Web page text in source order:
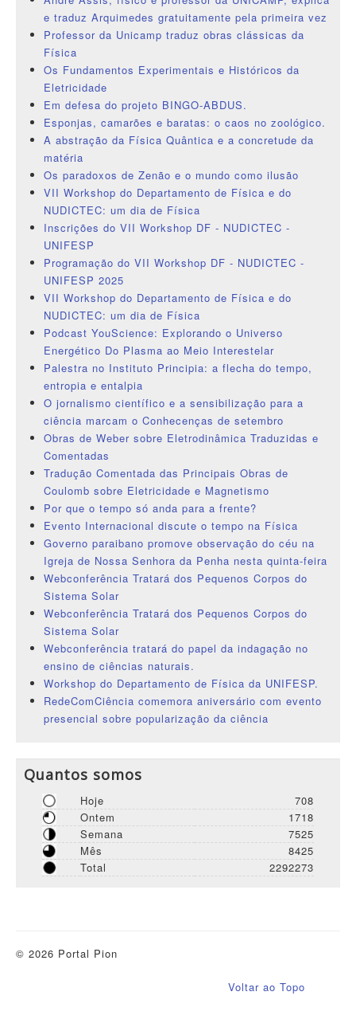
e traduz Arquimedes gratuitamente pela primeira vez
Professor da Unicamp traduz obras clássicas da
Física
Os Fundamentos Experimentais e Históricos da
Eletricidade
Em defesa do projeto BINGO-ABDUS.
Esponjas, camarões e baratas: o caos no zoológico.
A abstração da Física Quântica e a concretude da
matéria
Os paradoxos de Zenão e o mundo como ilusão
VII Workshop do Departamento de Física e do
NUDICTEC: um dia de Física
Inscrições do VII Workshop DF - NUDICTEC -
UNIFESP
Programação do VII Workshop DF - NUDICTEC -
UNIFESP 2025
VII Workshop do Departamento de Física e do
NUDICTEC: um dia de Física
Podcast YouScience: Explorando o Universo
Energético Do Plasma ao Meio Interestelar
Palestra no Instituto Principia: a flecha do tempo,
entropia e entalpia
O jornalismo científico e a sensibilização para a
ciência marcam o Conhecenças de setembro
Obras de Weber sobre Eletrodinâmica Traduzidas e
Comentadas
Tradução Comentada das Principais Obras de
Coulomb sobre Eletricidade e Magnetismo
Por que o tempo só anda para a frente?
Evento Internacional discute o tempo na Física
Governo paraibano promove observação do céu na
Igreja de Nossa Senhora da Penha nesta quinta-feira
Webconferência Tratará dos Pequenos Corpos do
Sistema Solar
Webconferência Tratará dos Pequenos Corpos do
Sistema Solar
Webconferência tratará do papel da indagação no
ensino de ciências naturais.
Workshop do Departamento de Física da UNIFESP.
RedeComCiência comemora aniversário com evento
presencial sobre popularização da ciência
Quantos somos
Hoje
708
Ontem
1718
Semana
7525
Mês
8425
Total
2292273
Voltar ao Topo
© 2026 Portal Pion